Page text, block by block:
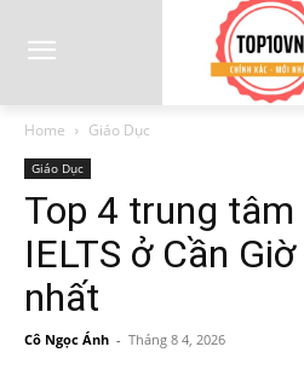
Home Giáo Dục
Giáo Dục
Top 4 trung tâm
IELTS ở Cần
nhất
Cô Ngọc Ánh - Tháng 8 4, 2026